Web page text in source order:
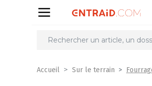
Partager
Accueil Sur le terrain